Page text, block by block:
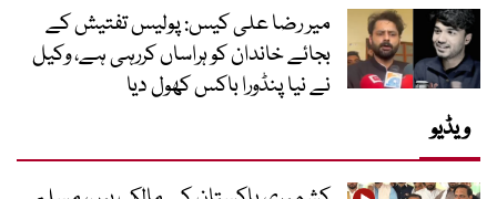
میر رضا علی کیس: پولیس تفتیش کے
بجائے خاندان کو ہراساں کررہی ہے، وکیل
نے نیا پنڈورا باکس کھول دیا
ویڈیو